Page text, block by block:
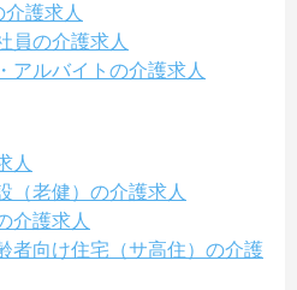
護求人
員の介護求人
アルバイトの介護求人
人
（老健）の介護求人
介護求人
者向け住宅（サ高住）の介護